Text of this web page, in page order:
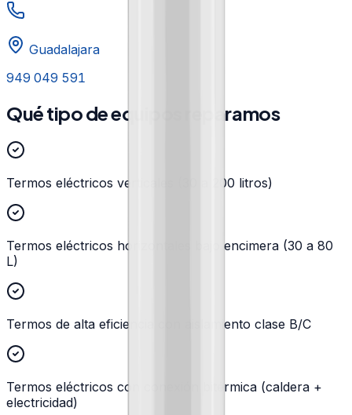
Guadalajara
949 049 591
Qué tipo de equipos reparamos
Termos eléctricos verticales (30 a 200 litros)
Termos eléctricos horizontales bajo encimera (30 a 80
L)
Termos de alta eficiencia con aislamiento clase B/C
Termos eléctricos con conexión bitérmica (caldera +
electricidad)